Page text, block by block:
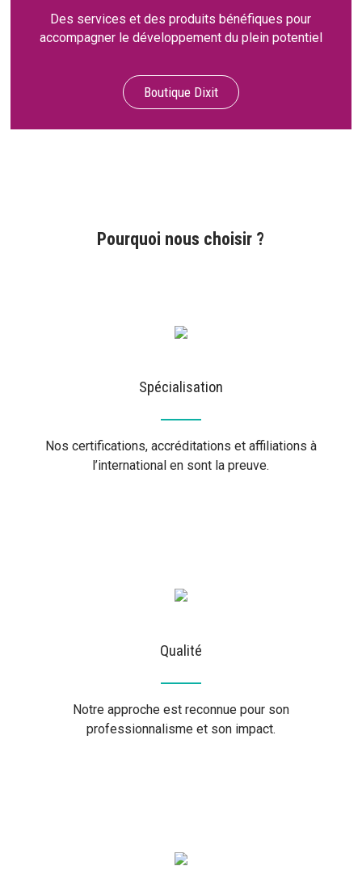
Des services et des produits bénéfiques pour
accompagner le développement du plein potentiel
Boutique Dixit
Pourquoi nous choisir ?
Spécialisation
Nos certifications, accréditations et affiliations à
l’international en sont la preuve.
Qualité
Notre approche est reconnue pour son
professionnalisme et son impact.